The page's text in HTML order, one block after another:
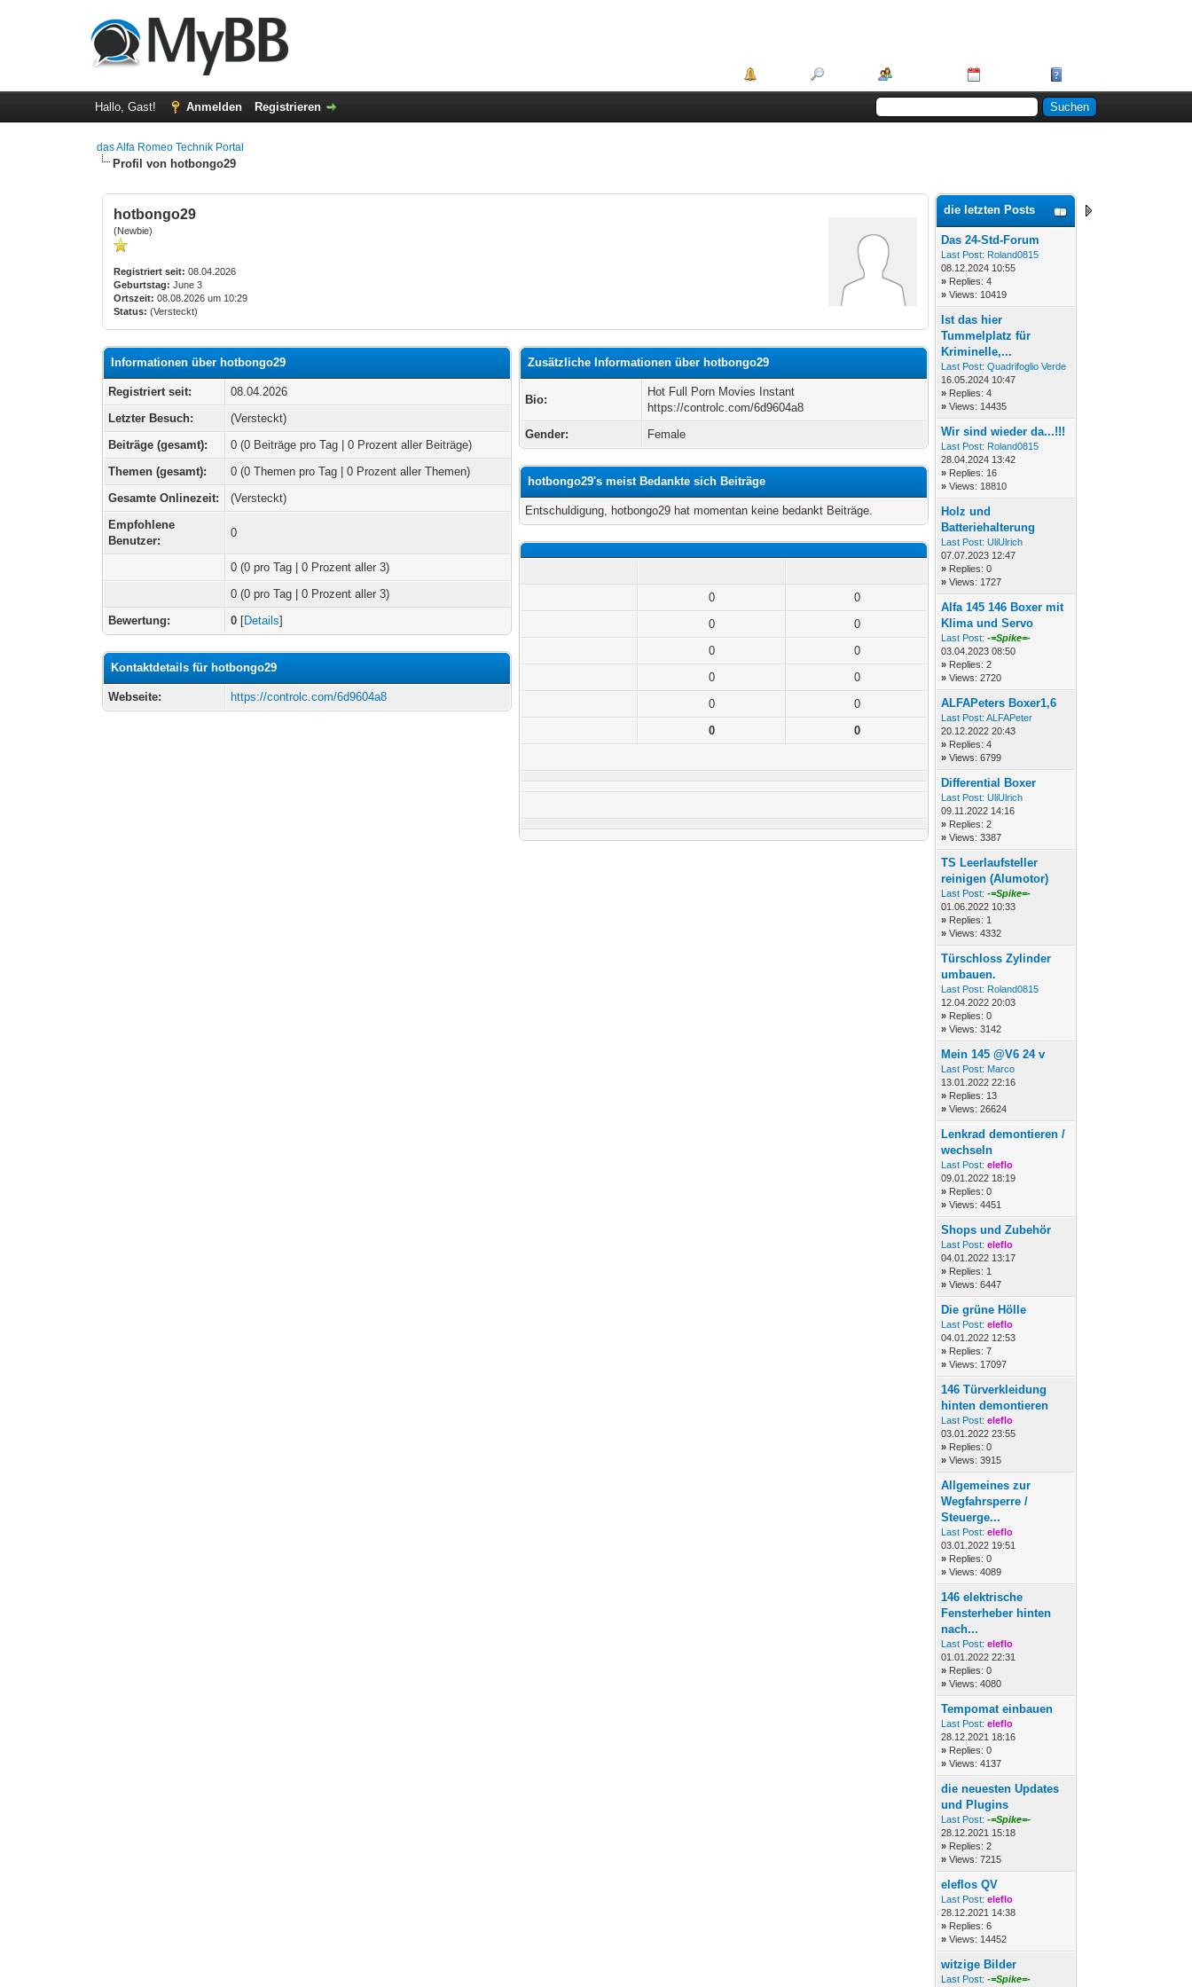
Hallo, Gast! Anmelden Registrieren
das Alfa Romeo Technik Portal
Profil von hotbongo29
hotbongo29
(Newbie)
Registriert seit: 08.04.2026
Geburtstag: June 3
Ortszeit: 08.08.2026 um 10:29
Status: (Versteckt)
Informationen über hotbongo29
Registriert seit:
08.04.2026
Letzter Besuch:
(Versteckt)
Beiträge (gesamt):
0 (0 Beiträge pro Tag | 0 Prozent aller Beiträge)
Themen (gesamt):
0 (0 Themen pro Tag | 0 Prozent aller Themen)
Gesamte Onlinezeit:
(Versteckt)
Empfohlene
Benutzer:
0
0 (0 pro Tag | 0 Prozent aller 3)
0 (0 pro Tag | 0 Prozent aller 3)
Bewertung:
0 [Details]
Kontaktdetails für hotbongo29
Webseite: https://controlc.com/6d9604a8
Zusätzliche Informationen über hotbongo29
Bio:
Hot Full Porn Movies Instant
https://controlc.com/6d9604a8
Gender:
Female
hotbongo29's meist Bedankte sich Beiträge
Entschuldigung, hotbongo29 hat momentan keine bedankt Beiträge.
0
0
0
0
0
0
0
0
0
0
0
0
die letzten Posts
Das 24-Std-Forum
Last Post: Roland0815
08.12.2024 10:55
» Replies: 4
»Views: 10419
Ist das hier
Tummelplatz für
Kriminelle,...
Last Post: Quadrifoglio Verde
16.05.2024 10:47
» Replies: 4
»Views: 14435
Wir sind wieder da...!!!
Last Post: Roland0815
28.04.2024 13:42
» Replies: 16
»Views: 18810
Holz und
Batteriehalterung
Last Post: UliUlrich
07.07.2023 12:47
» Replies: 0
»Views: 1727
Alfa 145 146 Boxer mit
Klima und Servo
Last Post: -=Spike=-
03.04.2023 08:50
» Replies: 2
»Views: 2720
ALFAPeters Boxer1,6
Last Post: ALFAPeter
20.12.2022 20:43
» Replies: 4
»Views: 6799
Differential Boxer
Last Post: UliUlrich
09.11.2022 14:16
» Replies: 2
»Views: 3387
TS Leerlaufsteller
reinigen (Alumotor)
Last Post: -=Spike=-
01.06.2022 10:33
» Replies: 1
»Views: 4332
Türschloss Zylinder
umbauen.
Last Post: Roland0815
12.04.2022 20:03
» Replies: 0
»Views: 3142
Mein 145 @V6 24 v
Last Post: Marco
13.01.2022 22:16
» Replies: 13
»Views: 26624
Lenkrad demontieren /
wechseln
Last Post: eleflo
09.01.2022 18:19
» Replies: 0
»Views: 4451
Shops und Zubehör
Last Post: eleflo
04.01.2022 13:17
» Replies: 1
»Views: 6447
Die grüne Hölle
Last Post: eleflo
04.01.2022 12:53
» Replies: 7
»Views: 17097
146 Türverkleidung
hinten demontieren
Last Post: eleflo
03.01.2022 23:55
» Replies: 0
»Views: 3915
Allgemeines zur
Wegfahrsperre /
Steuerge...
Last Post: eleflo
03.01.2022 19:51
» Replies: 0
»Views: 4089
146 elektrische
Fensterheber hinten
nach...
Last Post: eleflo
01.01.2022 22:31
» Replies: 0
»Views: 4080
Tempomat einbauen
Last Post: eleflo
28.12.2021 18:16
» Replies: 0
»Views: 4137
die neuesten Updates
und Plugins
Last Post: -=Spike=-
28.12.2021 15:18
» Replies: 2
»Views: 7215
eleflos QV
Last Post: eleflo
28.12.2021 14:38
» Replies: 6
»Views: 14452
witzige Bilder
Last Post: -=Spike=-